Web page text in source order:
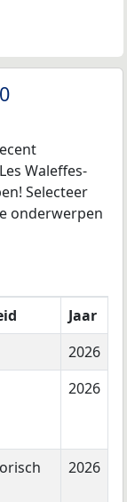
Waleffes-
Selecteer
onderwerpen
Jaar
2026
2026
2026